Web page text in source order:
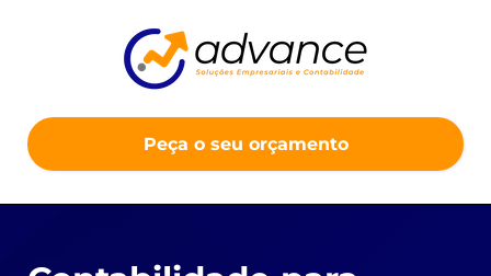
Peça o seu orçamento